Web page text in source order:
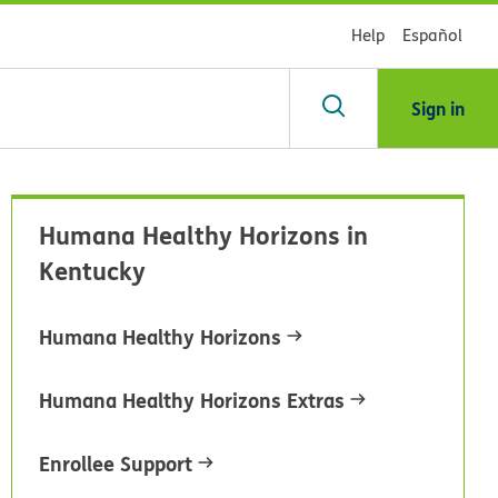
Help Español
Sign in
Humana Healthy Horizons in
Kentucky
Humana Healthy Horizons
Humana Healthy Horizons Extras
Enrollee Support